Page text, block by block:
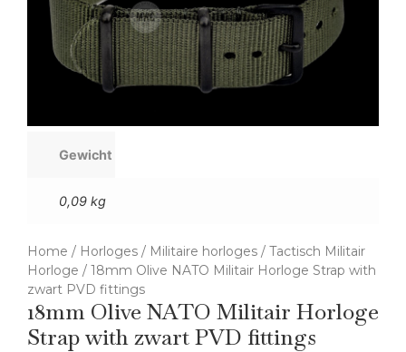
Gewicht
0,09 kg
Home / Horloges / Militaire horloges / Tactisch Militair
Horloge / 18mm Olive NATO Militair Horloge Strap with
zwart PVD fittings
18mm Olive NATO Militair Horloge
Strap with zwart PVD fittings